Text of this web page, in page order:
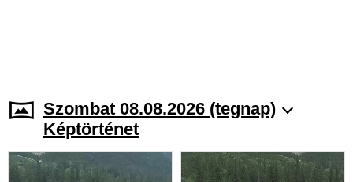
Szombat 08.08.2026 (tegnap)
Képtörténet